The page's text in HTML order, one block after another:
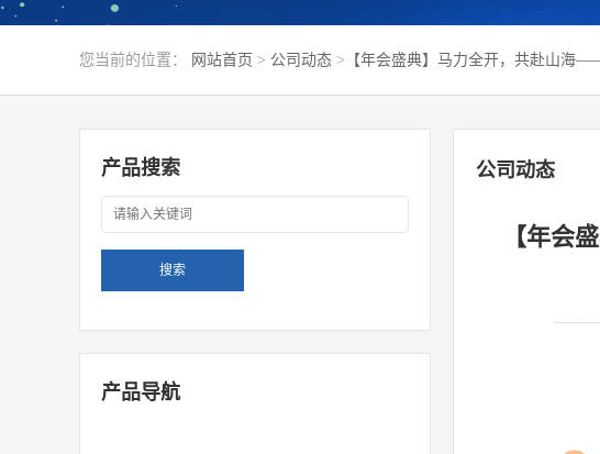
您当前的位置： 网站首页 > 公司动态 > 【年会盛典】马力全开，共赴山海
产品搜索
产品导航
公司动态
【年会